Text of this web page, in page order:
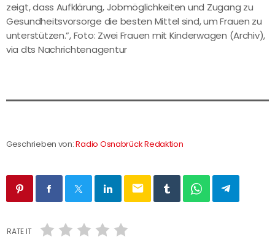
zeigt, dass Aufklärung, Jobmöglichkeiten und Zugang zu
Gesundheitsvorsorge die besten Mittel sind, um Frauen zu
unterstützen.”, Foto: Zwei Frauen mit Kinderwagen (Archiv),
via dts Nachrichtenagentur
Geschrieben von:Radio Osnabrück Redaktion
email
RATE IT